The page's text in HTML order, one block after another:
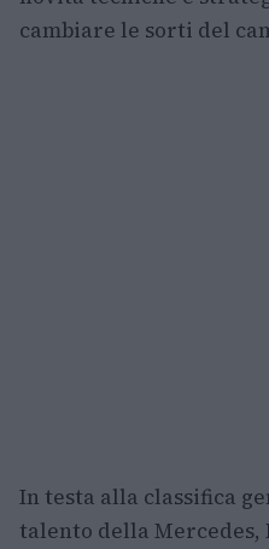
cambiare le sorti del
In testa alla classifica
talento della Mercedes,